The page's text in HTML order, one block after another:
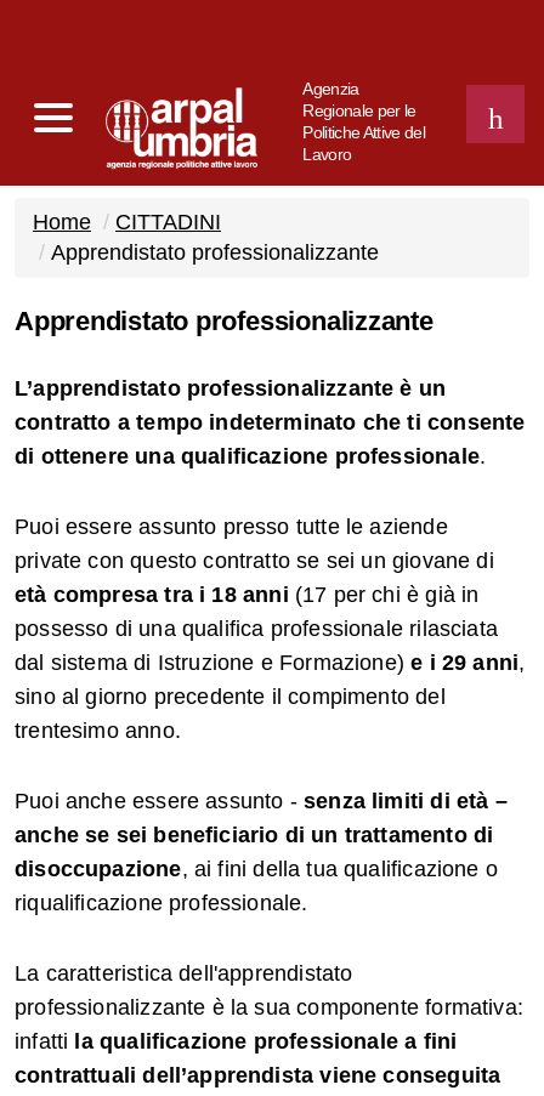
Agenzia
Regionale per le
Politiche Attive del
Lavoro
CERCA
Home
CITTADINI
Apprendistato professionalizzante
Apprendistato professionalizzante
L’apprendistato professionalizzante è un
contratto a tempo indeterminato che ti consente
di ottenere una qualificazione professionale.
Puoi essere assunto presso tutte le aziende
private con questo contratto se sei un giovane di
età compresa tra i 18 anni (17 per chi è già in
possesso di una qualifica professionale rilasciata
dal sistema di Istruzione e Formazione)e i 29 anni,
sino al giorno precedente il compimento del
trentesimo anno.
Puoi anche essere assunto -senza limiti di età –
anche se sei beneficiario di un trattamento di
disoccupazione, ai fini della tua qualificazione o
riqualificazione professionale.
La caratteristica dell'apprendistato
professionalizzante è la sua componente formativa:
infatti la qualificazione professionale a fini
contrattuali dell’apprendista viene conseguita